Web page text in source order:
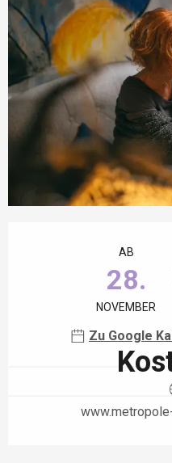
AB
28.
NOVEMBER
Zu Google